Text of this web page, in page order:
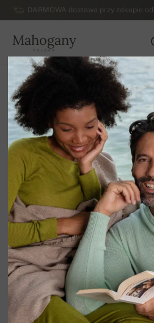
DARMOWA dostawa przy zakupie
Mahogany
POLSKA
Strona główna
Damskie swetry z
Damskie swetry kaszmirowe na guziki